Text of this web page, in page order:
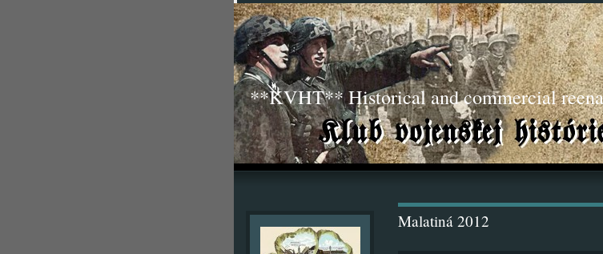
**KVHT** Historical and commercial
Malatiná 2012